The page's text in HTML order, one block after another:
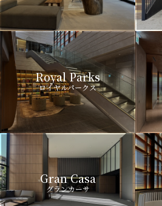
Royal Parks
ロイヤルパークス
Gran Casa
グランカーサ